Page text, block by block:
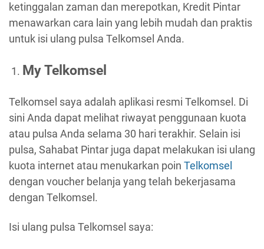
ketinggalan zaman dan merepotkan, Kredit Pintar
menawarkan cara lain yang lebih mudah dan praktis
untuk isi ulang pulsa Telkomsel Anda.
My Telkomsel
Telkomsel saya adalah aplikasi resmi Telkomsel. Di
sini Anda dapat melihat riwayat penggunaan kuota
atau pulsa Anda selama 30 hari terakhir. Selain isi
pulsa, Sahabat Pintar juga dapat melakukan isi ulang
kuota internet atau menukarkan poin Telkomsel
dengan voucher belanja yang telah bekerjasama
dengan Telkomsel.
Isi ulang pulsa Telkomsel saya: